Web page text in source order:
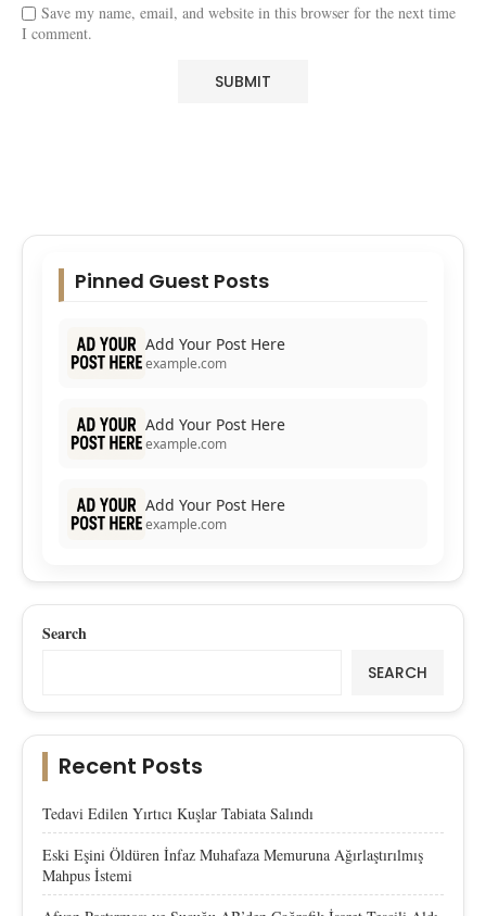
Save my name, email, and website in this browser for the next time
I comment.
Pinned Guest Posts
Add Your Post Here
example.com
Add Your Post Here
example.com
Add Your Post Here
example.com
Search
SEARCH
Recent Posts
Tedavi Edilen Yırtıcı Kuşlar Tabiata Salındı
Eski Eşini Öldüren İnfaz Muhafaza Memuruna Ağırlaştırılmış
Mahpus İstemi